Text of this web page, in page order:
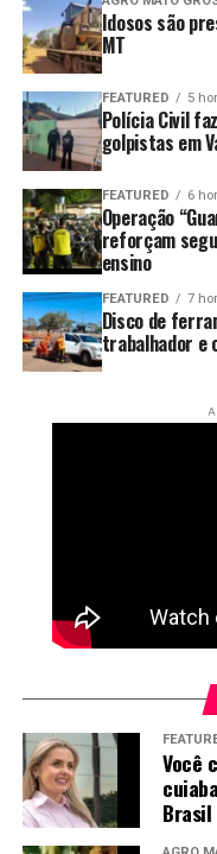
mercado
Adoção da
cronograma
nova mistura
gasolina comum
prazo de 180 dias. A
altera a octanagem
dos veículos.
Para permitir a
imediata aos
Idosos são
MT
FEATURED 5
Polícia Civil
golpistas em
FEATURED 6
Operação
reforçam
ensino
FEATURED 7
Disco de
trabalhador e
Você
Brasil